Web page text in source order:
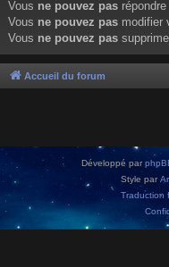
Vous ne pouvez pas
Vous ne pouvez pas modifier
Vous ne pouvez pas
Accueil du forum
Développé par
Style par
Traduction